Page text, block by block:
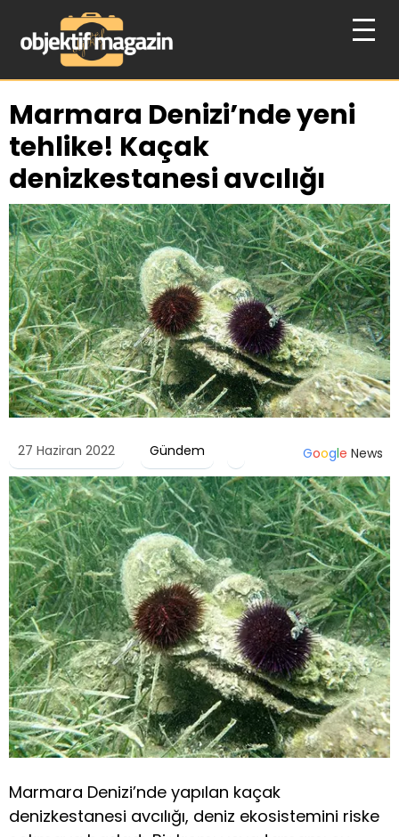
Marmara Denizi’nde yeni
tehlike! Kaçak
denizkestanesi avcılığı
27 Haziran 2022 Gündem Google News
Marmara Denizi’nde yapılan kaçak
denizkestanesi avcılığı, deniz ekosistemini riske